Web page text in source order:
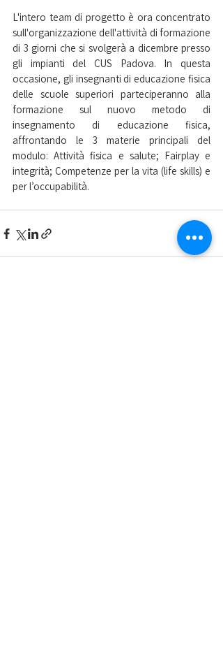
L'intero team di progetto è ora concentrato
sull'organizzazione dell'attività di formazione
di 3 giorni che si svolgerà a dicembre presso
gli impianti del CUS Padova. In questa
occasione, gli insegnanti di educazione fisica
delle scuole superiori parteciperanno alla
formazione sul nuovo metodo di
insegnamento di educazione fisica,
affrontando le 3 materie principali del
modulo: Attività fisica e salute; Fairplay e
integrità; Competenze per la vita (life skills) e
per l’occupabilità.